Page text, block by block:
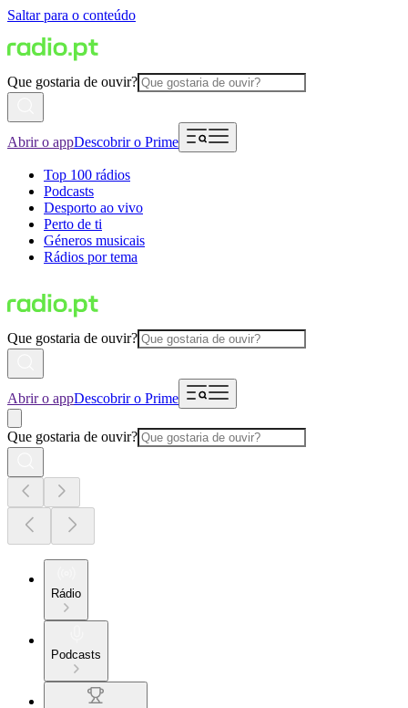
Saltar para o conteúdo
Que gostaria de ouvir?
Abrir o appDescobrir o Prime
Top 100 rádios
Podcasts
Desporto ao vivo
Perto de ti
Géneros musicais
Rádios por tema
Que gostaria de ouvir?
Abrir o appDescobrir o Prime
Que gostaria de ouvir?
Rádio
Podcasts